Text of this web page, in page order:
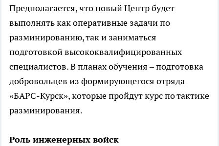
Предполагается, что новый Центр будет
выполнять как оперативные задачи по
разминированию, так и заниматься
подготовкой высококвалифицированных
специалистов. В планах обучения – подготовка
добровольцев из формирующегося отряда
«БАРС-Курск», которые пройдут курс по тактике
разминирования.
Роль инженерных войск